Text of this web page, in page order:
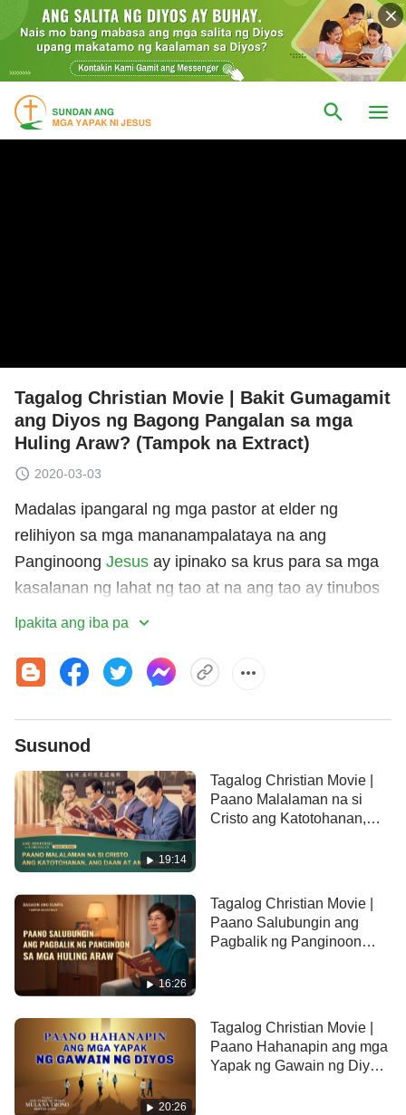
Tagalog Christian Movie | Bakit Gumagamit
ang Diyos ng Bagong Pangalan sa mga
Huling Araw? (Tampok na Extract)
2020-03-03
Madalas ipangaral ng mga pastor at elder ng
relihiyon sa mga mananampalataya na ang
Panginoong Jesus ay ipinako sa krus para sa mga
kasalanan ng lahat ng tao at na ang tao ay tinubos
mula sa kasalanan. Ipinapangaral nila na, kung
naniniwala sa Makapangyarihang Diyos, ito ay
katumbas ng pagtataksil sa Panginoong Jesus at
apostasiya. Ganito ba talaga ang nangyayari?
Noong dumating ang Panginoong Jesus para gawin
ang Kanyang gawain, hindi ba't ang mga umalis sa
templo at sumunod sa Panginoong Jesus ay
kinondena rin ng mga Fariseong Judio sa ganitong
paraan bilang pagtataksil sa Diyos na Jehova?
Kung gayon, ang pagtanggap ba sa bagong gawain
ng Diyos ay pag- apostasiya at pagtataksil sa
Diyos? O pagsunod ito sa mga yapak ng Cordero at
pagkakamit ngkaligtasan
ng Diyos? Sama-sama
nating aalamin ang mga bagay na ito sa maikling
Ipakita ang iba pa
Susunod
19:14
Tagalog Christian Movie |
Paano Malalaman na si
Cristo ang Katotohanan,
16:26
Tagalog Christian Movie |
Paano Salubungin ang
Pagbalik ng Panginoon
20:26
Tagalog Christian Movie |
Paano Hahanapin ang mga
Yapak ng Gawain ng Diyos